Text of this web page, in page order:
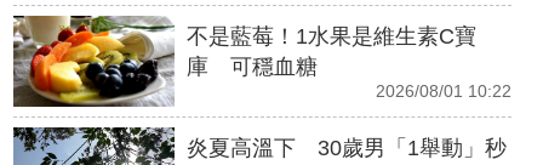
不是藍莓！1水果是維生素C寶
庫 可穩血糖
2026/08/01 10:22
炎夏高溫下 30歲男「1舉動」秒